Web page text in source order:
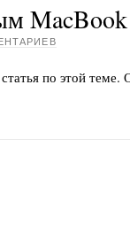
MacBook
по этой